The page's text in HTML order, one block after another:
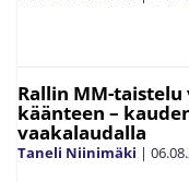
Rallin MM-taistelu
käänteen –
vaakalaudalla
Taneli Niinimäki |